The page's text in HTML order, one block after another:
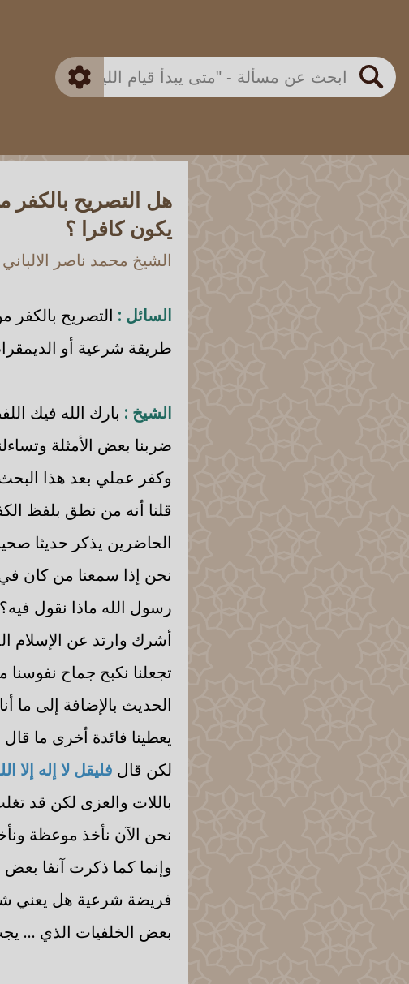
بحث
اللجنة الدائمة
متقدم
هل التصريح
يكون كافرا ؟
الشيخ محمد ناصر الالباني
السائل : التصريح بالكفر
طريقة شرعية أو
الشيخ : بارك الله فيك
ضربنا بعض الأمثلة
وكفر عملي بعد هذا البحث
قلنا أنه من نطق بلفظ
الحاضرين يذكر حديثا
نحن إذا سمعنا من كان في
رسول الله ماذا نقول
أشرك وارتد عن الإسلام
تجعلنا نكبح جماح نفوسنا
الحديث بالإضافة إلى ما
يعطينا فائدة أخرى ما
لكن قال فليقل لا إله إلا
باللات والعزى لكن قد
نحن الآن نأخذ موعظة
وإنما كما ذكرت آنفا بعض
فريضة شرعية هل يعني
بعض الخلفيات الذي ...